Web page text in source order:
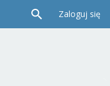
Zaloguj się